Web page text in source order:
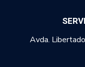
Avda.